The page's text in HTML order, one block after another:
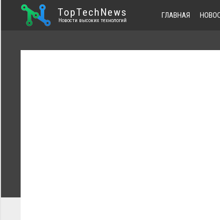
TopTechNews
Новости высоких технологий
ГЛАВНАЯ